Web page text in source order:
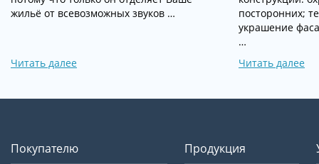
жильё от всевозможных звуков …
Читать далее
посторонних;
украшение
…
Читать далее
Покупателю Продукция